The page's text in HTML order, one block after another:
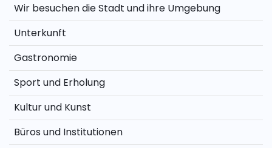
Wir besuchen die Stadt und ihre Umgebung
Unterkunft
Gastronomie
Sport und Erholung
Kultur und Kunst
Büros und Institutionen